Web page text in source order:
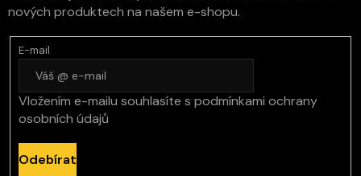
nových produktech na našem e-shopu.
E-mail
Vložením e-mailu souhlasíte s podmínkami ochrany
osobních údajů
Odebírat